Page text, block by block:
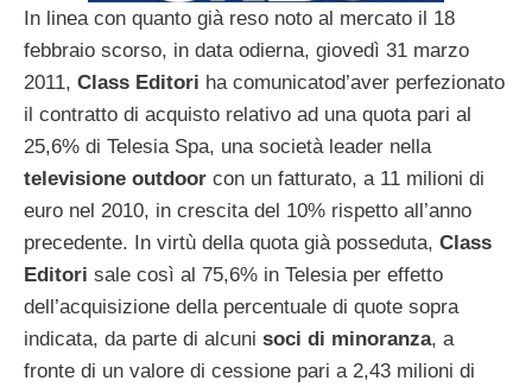
In linea con quanto già reso noto al mercato il 18
febbraio scorso, in data odierna, giovedì 31 marzo
2011, Class Editori ha comunicatod’aver perfezionato
il contratto di acquisto relativo ad una quota pari al
25,6% di Telesia Spa, una società leader nella
televisione outdoor con un fatturato, a 11 milioni di
euro nel 2010, in crescita del 10% rispetto all’anno
precedente. In virtù della quota già posseduta, Class
Editori sale così al 75,6% in Telesia per effetto
dell’acquisizione della percentuale di quote sopra
indicata, da parte di alcuni soci di minoranza, a
fronte di un valore di cessione pari a 2,43 milioni di